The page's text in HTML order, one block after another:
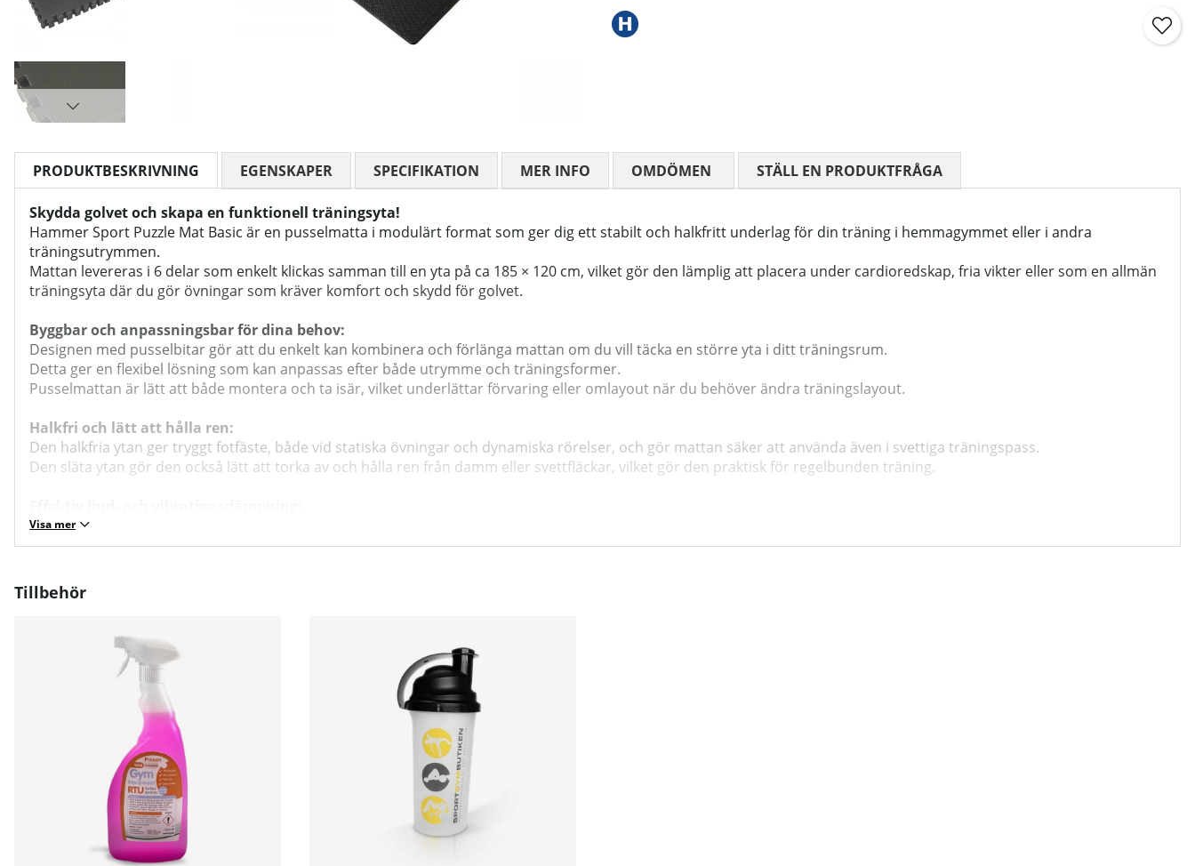
PRODUKTBESKRIVNING
Skydda golvet och skapa en funktionell träningsyta!
Hammer Sport Puzzle Mat Basic är en pusselmatta i modulärt format som ger dig ett stabilt och halkfritt underlag för din träning i hemmagymmet eller i andra
träningsutrymmen.
Mattan levereras i 6 delar som enkelt klickas samman till en yta på ca 185 × 120 cm, vilket gör den lämplig att placera under cardioredskap, fria vikter eller som en allmän
träningsyta där du gör övningar som kräver komfort och skydd för golvet.
Byggbar och anpassningsbar för dina behov:
Designen med pusselbitar gör att du enkelt kan kombinera och förlänga mattan om du vill täcka en större yta i ditt träningsrum.
Detta ger en flexibel lösning som kan anpassas efter både utrymme och träningsformer.
Pusselmattan är lätt att både montera och ta isär, vilket underlättar förvaring eller omlayout när du behöver ändra träningslayout.
Halkfri och lätt att hålla ren:
Den halkfria ytan ger tryggt fotfäste, både vid statiska övningar och dynamiska rörelser, och gör mattan säker att använda även i svettiga träningspass.
Den släta ytan gör den också lätt att torka av och hålla ren från damm eller svettfläckar, vilket gör den praktisk för regelbunden träning.
Pusselmattan bidrar till att absorbera ljud och vibrationer från både cardioutrustning och styrketräning, vilket gör den särskilt användbar i lägenheter eller delade
bostadsutrymmen där ljudet är viktigt.
Sammanfattning:
Som ett prisvärt och funktionellt golvskyddsalternativ erbjuder denna pusselmatta både komfort, skydd och flexibilitet.
Visa mer
EGENSKAPER SPECIFIKATION MER INFO OMDÖMEN MEDELBETYG 0 AV 5 ANTAL BETYG 0
STÄLL EN PRODUKTFRÅGA
Tillbehör